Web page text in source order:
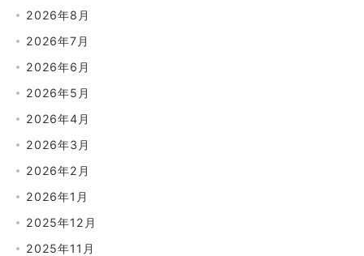
2026年8月
2026年7月
2026年6月
2026年5月
2026年4月
2026年3月
2026年2月
2026年1月
2025年12月
2025年11月